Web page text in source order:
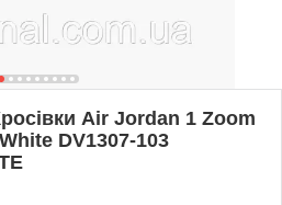
Air Jordan 1 Zoom
DV1307-103